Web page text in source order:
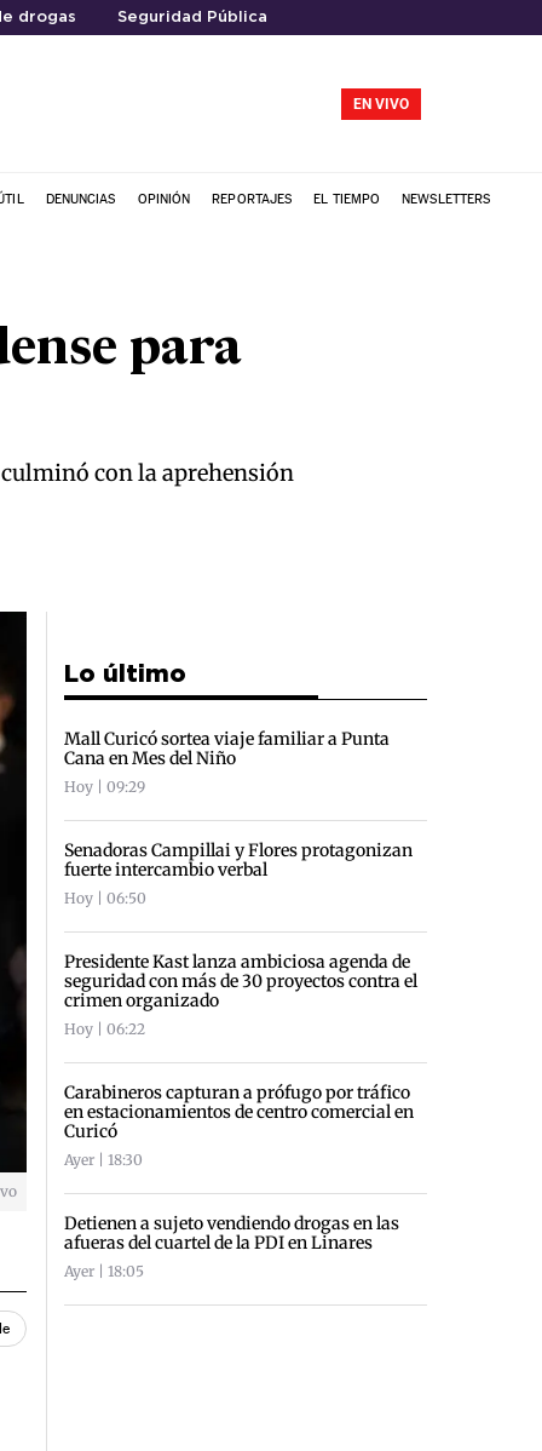
drogas Seguridad Pública
EN VIVO
DENUNCIAS OPINIÓN REPORTAJES EL TIEMPO NEWSLETTERS
para
culminó con la aprehensión
Lo último
Mall Curicó sortea viaje familiar a Punta
Cana en Mes del Niño
Hoy | 09:29
Senadoras Campillai y Flores protagonizan
fuerte intercambio verbal
Hoy | 06:50
Presidente Kast lanza ambiciosa agenda de
seguridad con más de 30 proyectos contra el
crimen organizado
Hoy | 06:22
Carabineros capturan a prófugo por tráfico
en estacionamientos de centro comercial en
Curicó
Ayer | 18:30
Detienen a sujeto vendiendo drogas en las
afueras del cuartel de la PDI en Linares
Ayer | 18:05